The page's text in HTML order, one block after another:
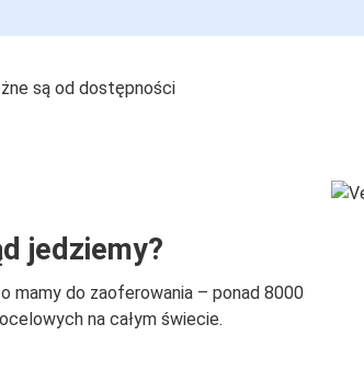
są od dostępności
jedziemy?
mamy do zaoferowania – ponad 8000
na całym świecie.